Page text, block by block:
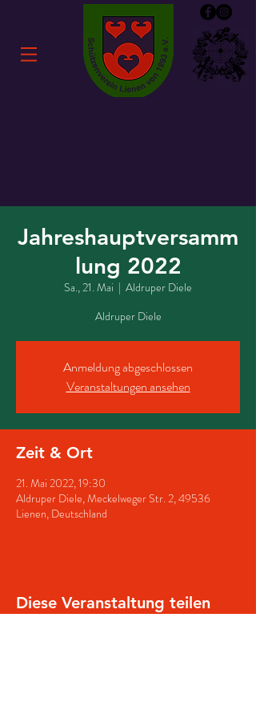
Jahreshauptversamm
lung 2022
Sa., 21. Mai
  |
Aldruper Diele
Aldruper Diele
Anmeldung abgeschlossen
Veranstaltungen ansehen
Zeit & Ort
21. Mai 2022, 19:30
Aldruper Diele, Meckelweger Str. 2, 49536
Lienen, Deutschland
Diese Veranstaltung teilen